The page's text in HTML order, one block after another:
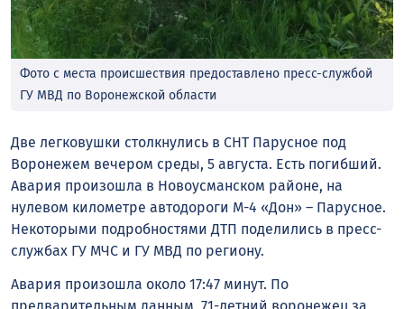
Фото с места происшествия предоставлено пресс-службой
ГУ МВД по Воронежской области
Две легковушки столкнулись в СНТ Парусное под
Воронежем вечером среды, 5 августа. Есть погибший.
Авария произошла в Новоусманском районе, на
нулевом километре автодороги М-4 «Дон» – Парусное.
Некоторыми подробностями ДТП поделились в пресс-
службах ГУ МЧС и ГУ МВД по региону.
Авария произошла около 17:47 минут. По